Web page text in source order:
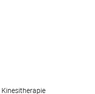
Kinesitherapie